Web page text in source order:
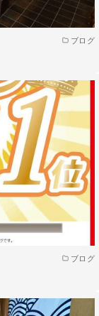
ブログ
ブログ